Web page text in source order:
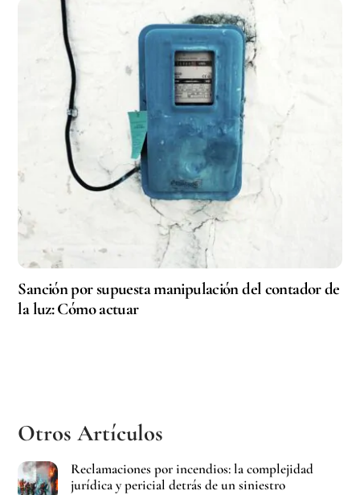
Sanción por supuesta manipulación del contador de
la luz: Cómo actuar
Otros Artículos
Reclamaciones por incendios: la complejidad
jurídica y pericial detrás de un siniestro